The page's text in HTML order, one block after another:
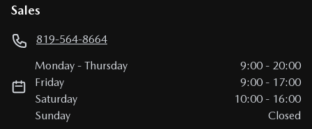
Sales
819-564-8664
Monday -Thursday 9:00 - 20:00
Friday
9:00 - 17:00
Saturday
10:00 - 16:00
Sunday
Closed